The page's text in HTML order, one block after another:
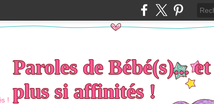
Paroles de Bébé(s)... et
plus si affinités !